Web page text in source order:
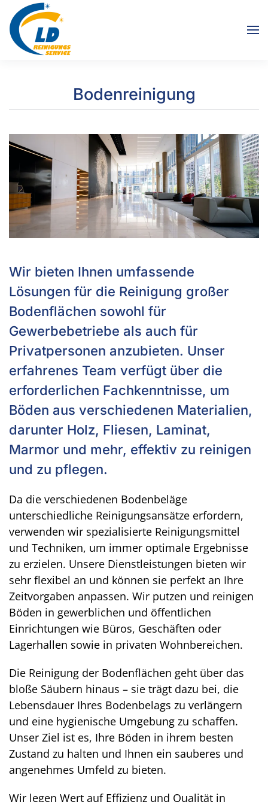
Zum Hauptinhalt springen
Bodenreinigung
Wir bieten Ihnen umfassende
Lösungen für die Reinigung großer
Bodenflächen sowohl für
Gewerbebetriebe als auch für
Privatpersonen anzubieten. Unser
erfahrenes Team verfügt über die
erforderlichen Fachkenntnisse, um
Böden aus verschiedenen Materialien,
darunter Holz, Fliesen, Laminat,
Marmor und mehr, effektiv zu reinigen
und zu pflegen.
Da die verschiedenen Bodenbeläge
unterschiedliche Reinigungsansätze erfordern,
verwenden wir spezialisierte Reinigungsmittel
und Techniken, um immer optimale Ergebnisse
zu erzielen. Unsere Dienstleistungen bieten wir
sehr flexibel an und können sie perfekt an Ihre
Zeitvorgaben anpassen. Wir putzen und reinigen
Böden in gewerblichen und öffentlichen
Einrichtungen wie Büros, Geschäften oder
Lagerhallen sowie in privaten Wohnbereichen.
Die Reinigung der Bodenflächen geht über das
bloße Säubern hinaus – sie trägt dazu bei, die
Lebensdauer Ihres Bodenbelags zu verlängern
und eine hygienische Umgebung zu schaffen.
Unser Ziel ist es, Ihre Böden in ihrem besten
Zustand zu halten und Ihnen ein sauberes und
angenehmes Umfeld zu bieten.
Wir legen Wert auf Effizienz und Qualität in